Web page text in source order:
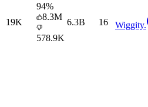
19K
94%
8.3M
578.9K
6.3B 16 Wiggity.